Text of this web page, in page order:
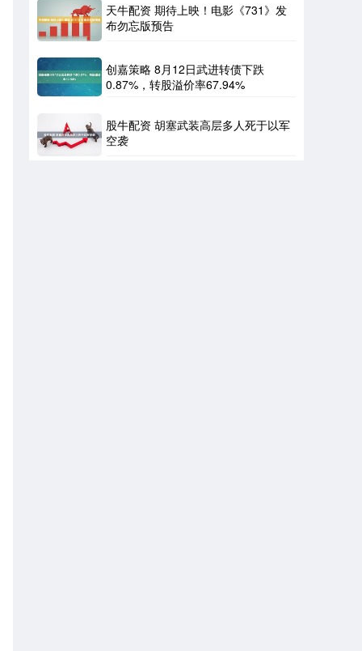
天牛配资 期待上映！电影《731》发
布勿忘版预告
创嘉策略 8月12日武进转债下跌
0.87%，转股溢价率67.94%
股牛配资 胡塞武装高层多人死于以军
空袭